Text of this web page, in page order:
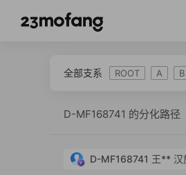
全部支系 ROOT A B
D-MF168741 的分化路径
D-MF10257 D-
D-MF168741 王** 汉